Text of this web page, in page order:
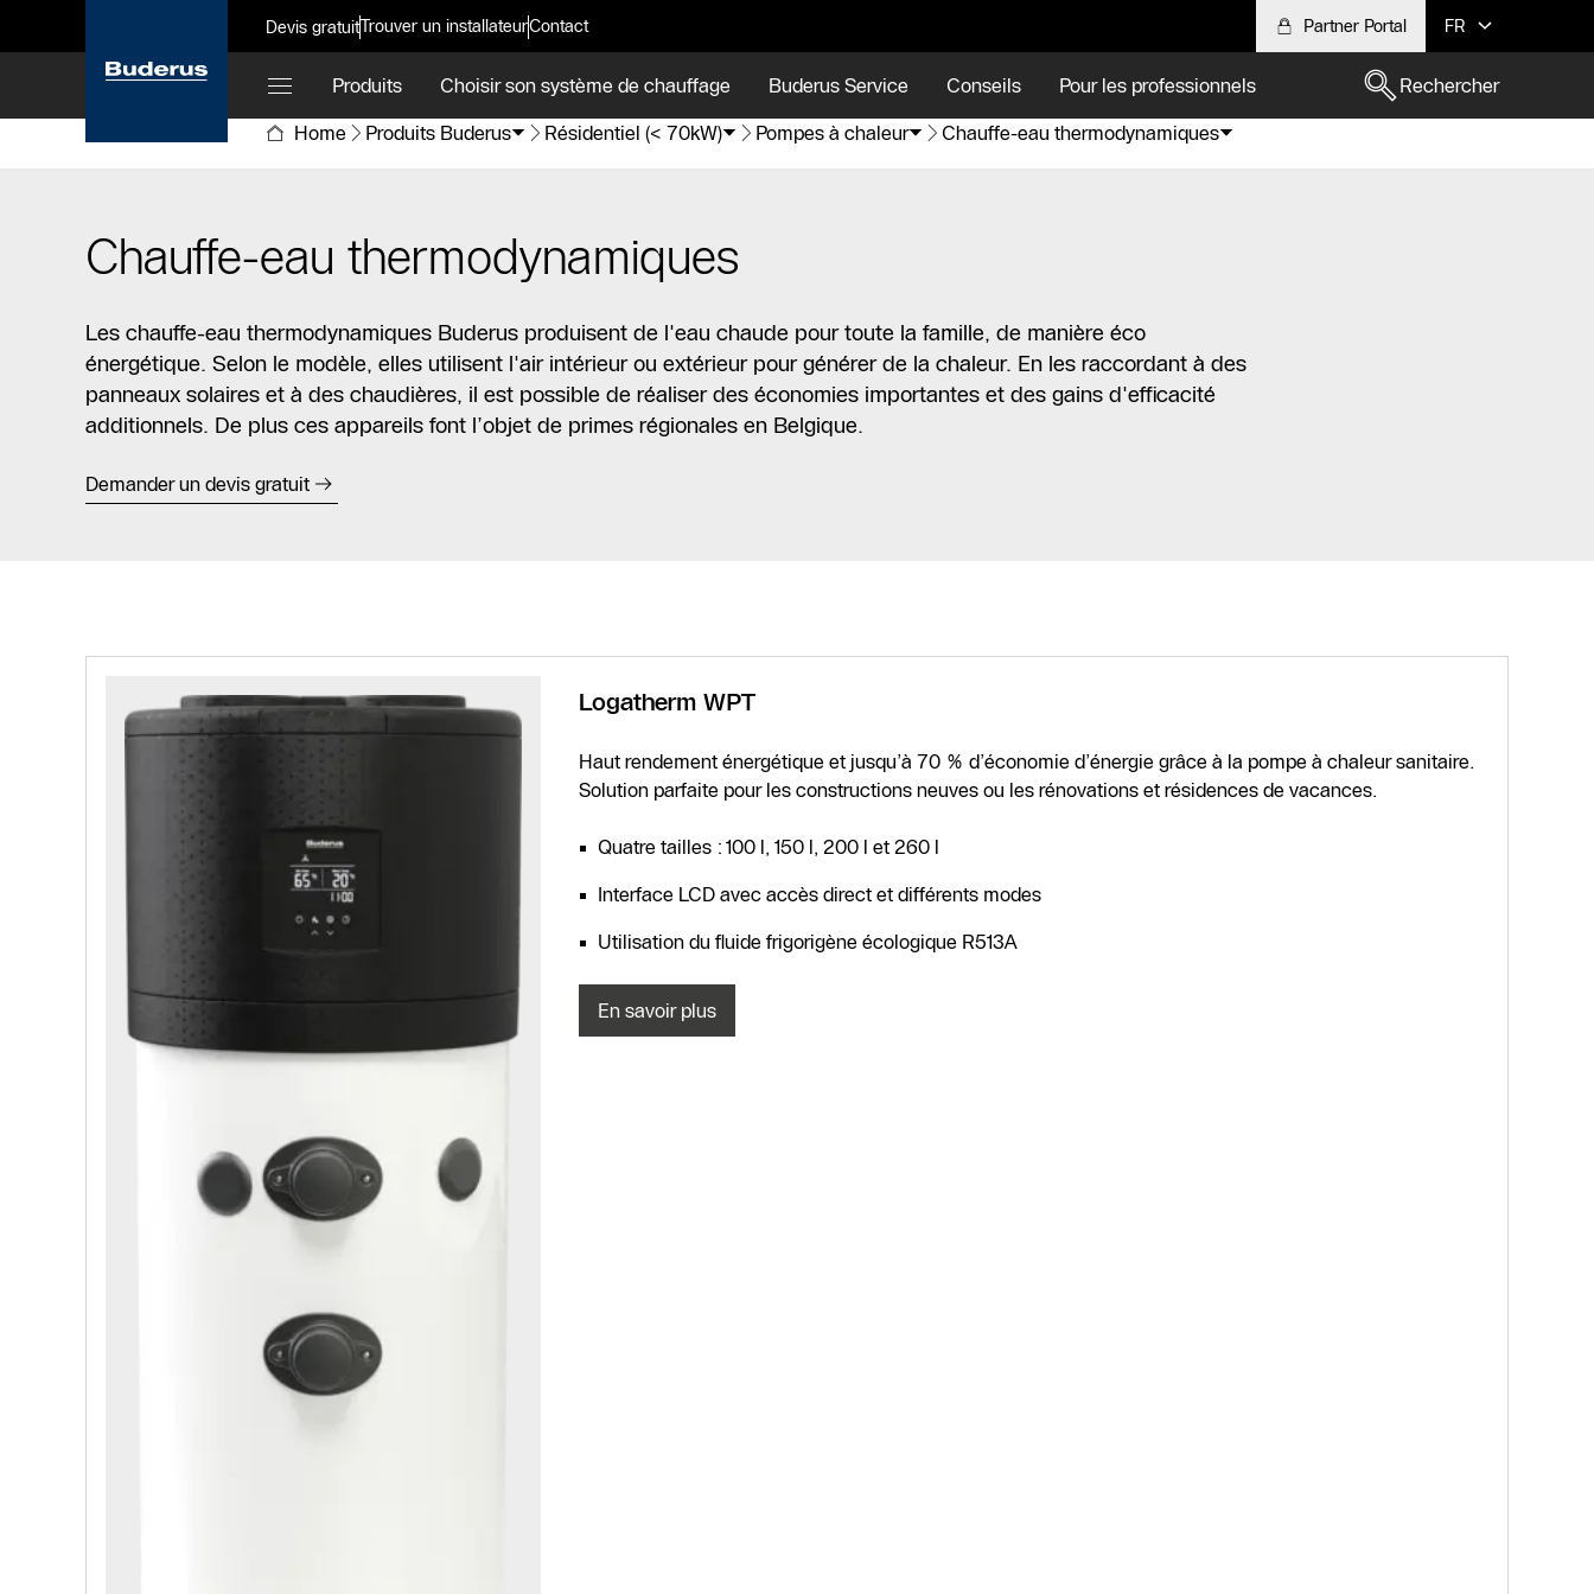
Devis gratuitTrouver un installateurContact Partner Portal FR
Produits Choisir son système de chauffage Buderus Service Conseils Pour les professionnels
Rechercher
Home
Produits Buderus Résidentiel (< 70kW) Pompes à chaleur Chauffe-eau thermodynamiques
Chauffe-eau thermodynamiques
Les chauffe-eau thermodynamiques Buderus produisent de l'eau chaude pour toute la famille, de manière éco
énergétique. Selon le modèle, elles utilisent l'air intérieur ou extérieur pour générer de la chaleur. En les raccordant à des
panneaux solaires et à des chaudières, il est possible de réaliser des économies importantes et des gains d'efficacité
additionnels. De plus ces appareils font l’objet de primes régionales en Belgique.
Demander un devis gratuit
Logatherm WPT
Haut rendement énergétique et jusqu’à 70 % d’économie d’énergie grâce à la pompe à chaleur sanitaire.
Solution parfaite pour les constructions neuves ou les rénovations et résidences de vacances.
Quatre tailles : 100 l, 150 l, 200 l et 260 l
Interface LCD avec accès direct et différents modes
Utilisation du fluide frigorigène écologique R513A
En savoir plus